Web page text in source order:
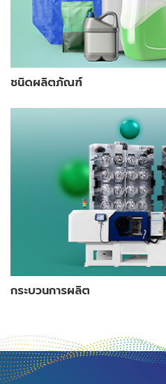
ชนิดผลิตภัณฑ์
กระบวนการผลิต